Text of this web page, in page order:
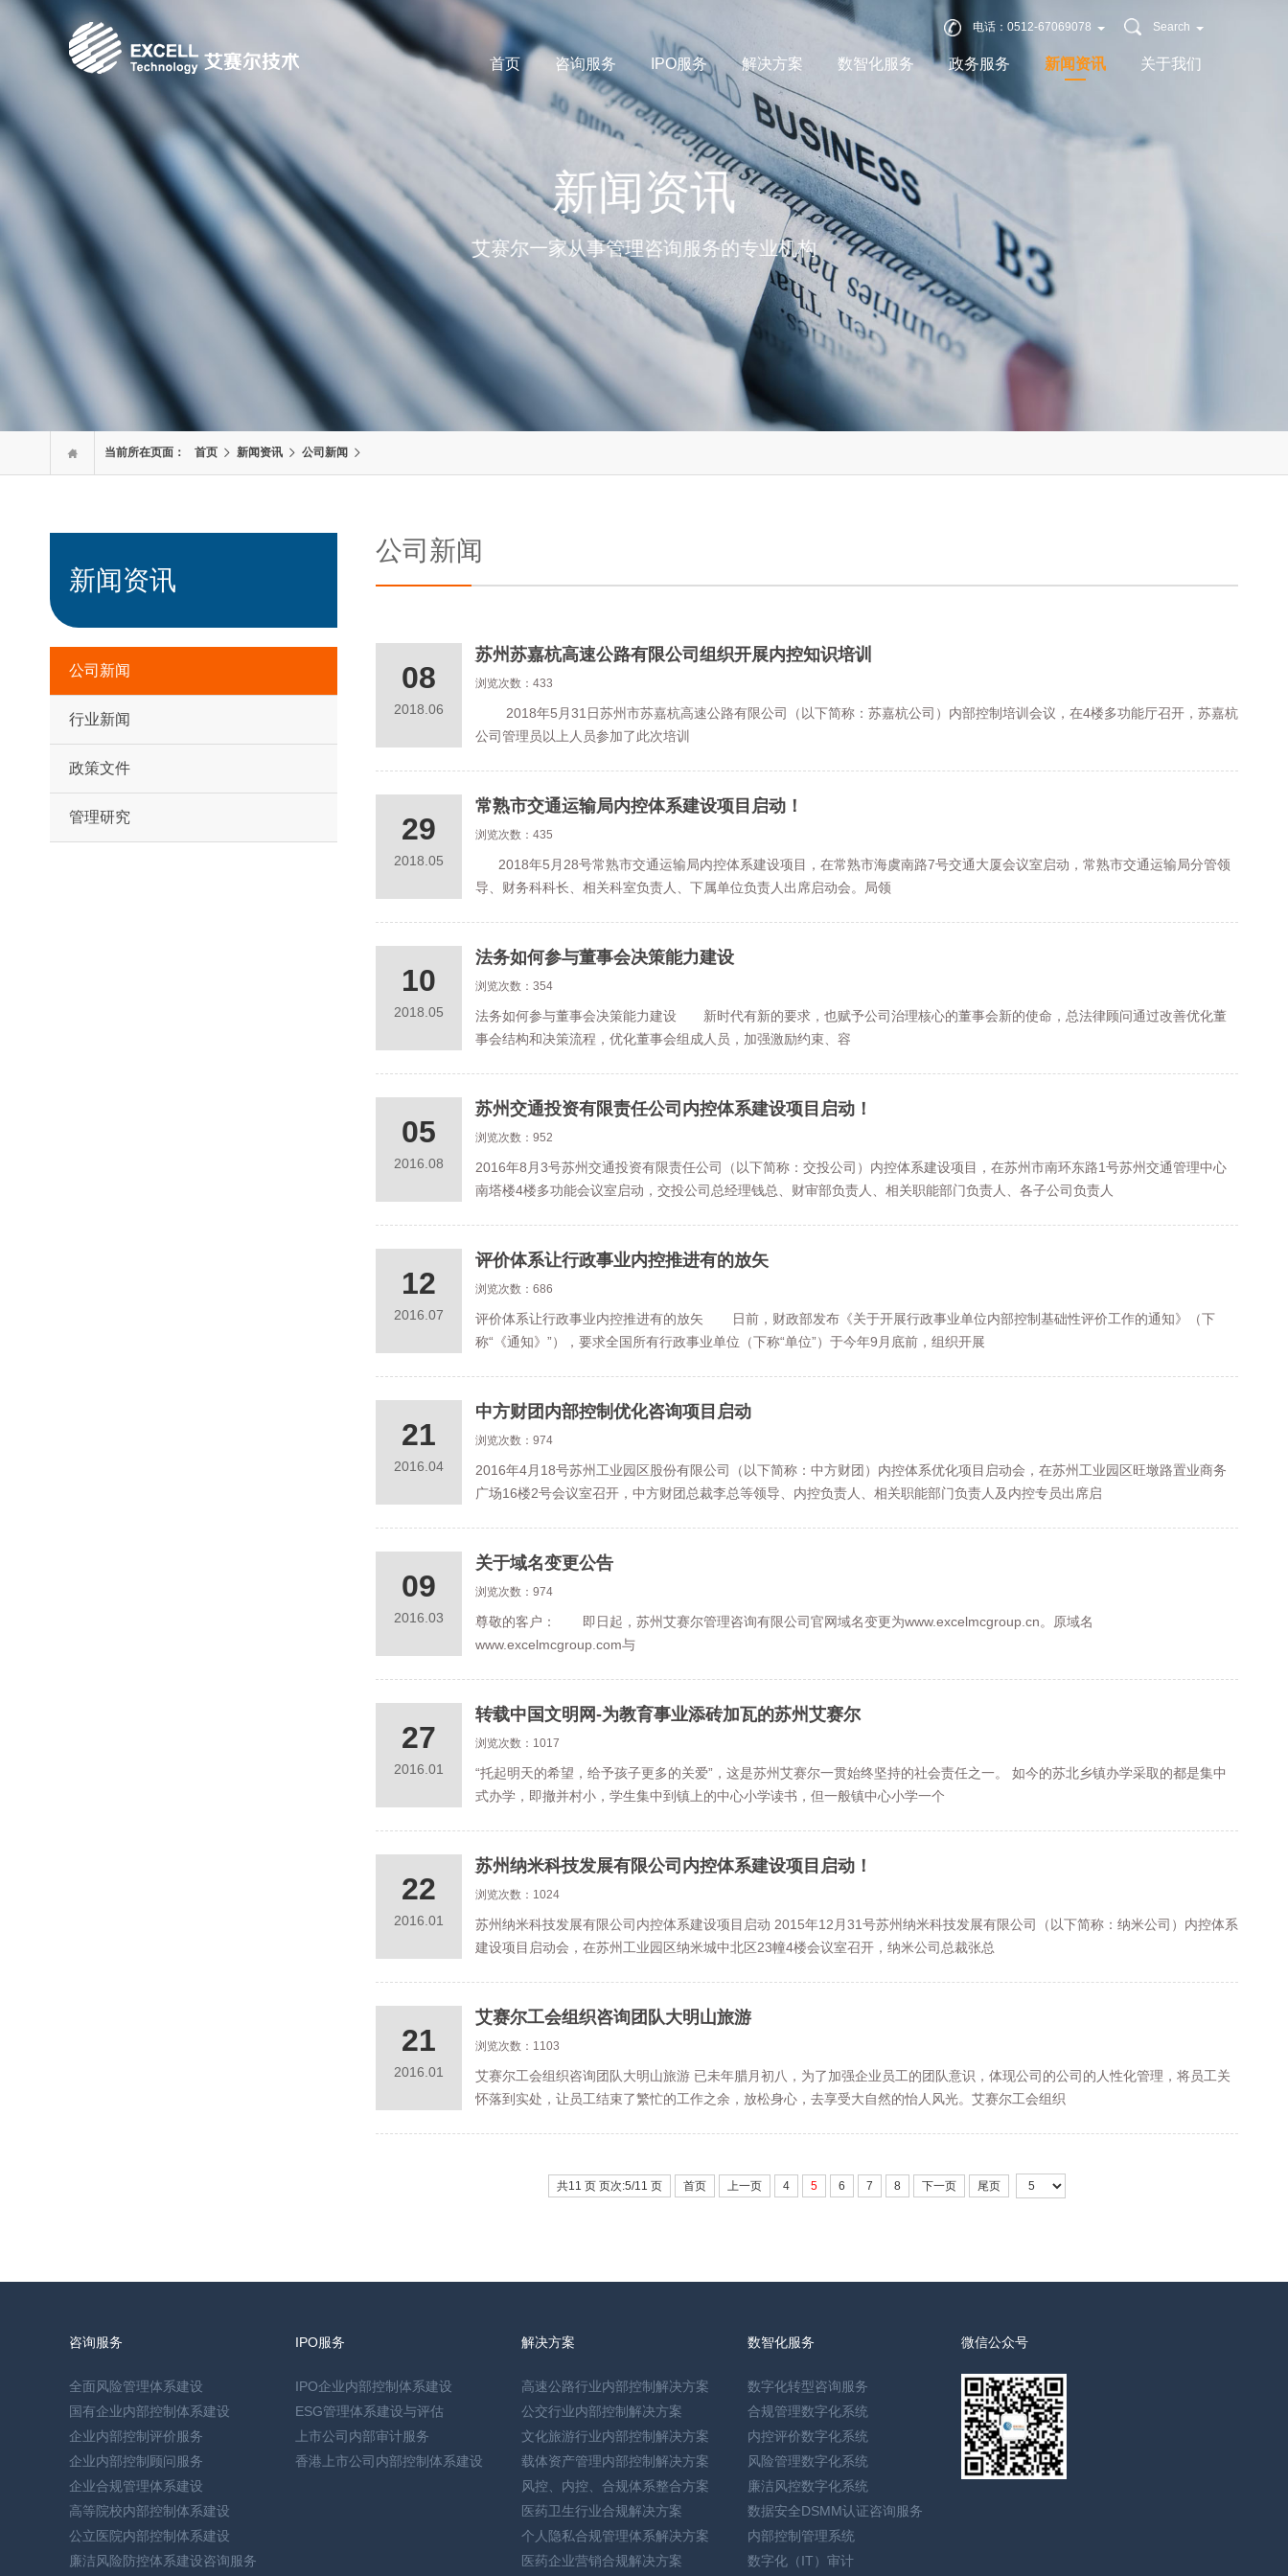
电话：0512-67069078 Search
首页 咨询服务 IPO服务 解决方案 数智化服务 政务服务 新闻资讯 关于我们
 当前所在页面： 首页 新闻资讯 公司新闻
新闻资讯
公司新闻
行业新闻
政策文件
管理研究
公司新闻
苏州苏嘉杭高速公路有限公司组织开展内控知识培训
浏览次数：433
2018年5月31日苏州市苏嘉杭高速公路有限公司（以下简称：苏嘉杭公司）内部控制培训会议，在4楼多功能厅召开，苏嘉杭
公司管理员以上人员参加了此次培训
08
2018.06
常熟市交通运输局内控体系建设项目启动！
浏览次数：435
2018年5月28号常熟市交通运输局内控体系建设项目，在常熟市海虞南路7号交通大厦会议室启动，常熟市交通运输局分管领
导、财务科科长、相关科室负责人、下属单位负责人出席启动会。局领
29
2018.05
法务如何参与董事会决策能力建设
浏览次数：354
法务如何参与董事会决策能力建设 新时代有新的要求，也赋予公司治理核心的董事会新的使命，总法律顾问通过改善优化董
事会结构和决策流程，优化董事会组成人员，加强激励约束、容
10
2018.05
苏州交通投资有限责任公司内控体系建设项目启动！
浏览次数：952
2016年8月3号苏州交通投资有限责任公司（以下简称：交投公司）内控体系建设项目，在苏州市南环东路1号苏州交通管理中心
南塔楼4楼多功能会议室启动，交投公司总经理钱总、财审部负责人、相关职能部门负责人、各子公司负责人
05
2016.08
评价体系让行政事业内控推进有的放矢
浏览次数：686
评价体系让行政事业内控推进有的放矢 日前，财政部发布《关于开展行政事业单位内部控制基础性评价工作的通知》（下
称“《通知》”），要求全国所有行政事业单位（下称“单位”）于今年9月底前，组织开展
12
2016.07
中方财团内部控制优化咨询项目启动
浏览次数：974
2016年4月18号苏州工业园区股份有限公司（以下简称：中方财团）内控体系优化项目启动会，在苏州工业园区旺墩路置业商务
广场16楼2号会议室召开，中方财团总裁李总等领导、内控负责人、相关职能部门负责人及内控专员出席启
21
2016.04
关于域名变更公告
浏览次数：974
尊敬的客户： 即日起，苏州艾赛尔管理咨询有限公司官网域名变更为www.excelmcgroup.cn。原域名
www.excelmcgroup.com与
09
2016.03
转载中国文明网-为教育事业添砖加瓦的苏州艾赛尔
浏览次数：1017
“托起明天的希望，给予孩子更多的关爱”，这是苏州艾赛尔一贯始终坚持的社会责任之一。 如今的苏北乡镇办学采取的都是集中
式办学，即撤并村小，学生集中到镇上的中心小学读书，但一般镇中心小学一个
27
2016.01
苏州纳米科技发展有限公司内控体系建设项目启动！
浏览次数：1024
苏州纳米科技发展有限公司内控体系建设项目启动 2015年12月31号苏州纳米科技发展有限公司（以下简称：纳米公司）内控体系
建设项目启动会，在苏州工业园区纳米城中北区23幢4楼会议室召开，纳米公司总裁张总
22
2016.01
艾赛尔工会组织咨询团队大明山旅游
浏览次数：1103
艾赛尔工会组织咨询团队大明山旅游 已未年腊月初八，为了加强企业员工的团队意识，体现公司的公司的人性化管理，将员工关
怀落到实处，让员工结束了繁忙的工作之余，放松身心，去享受大自然的怡人风光。艾赛尔工会组织
21
2016.01
共11 页 页次:5/11 页 首页 上一页 4 5 6 7 8 下一页 尾页
咨询服务
全面风险管理体系建设
国有企业内部控制体系建设
企业内部控制评价服务
企业内部控制顾问服务
企业合规管理体系建设
高等院校内部控制体系建设
公立医院内部控制体系建设
廉洁风险防控体系建设咨询服务
IPO服务
IPO企业内部控制体系建设
ESG管理体系建设与评估
上市公司内部审计服务
香港上市公司内部控制体系建设
解决方案
高速公路行业内部控制解决方案
公交行业内部控制解决方案
文化旅游行业内部控制解决方案
载体资产管理内部控制解决方案
风控、内控、合规体系整合方案
医药卫生行业合规解决方案
个人隐私合规管理体系解决方案
医药企业营销合规解决方案
数智化服务
数字化转型咨询服务
合规管理数字化系统
内控评价数字化系统
风险管理数字化系统
廉洁风控数字化系统
数据安全DSMM认证咨询服务
内部控制管理系统
数字化（IT）审计
微信公众号